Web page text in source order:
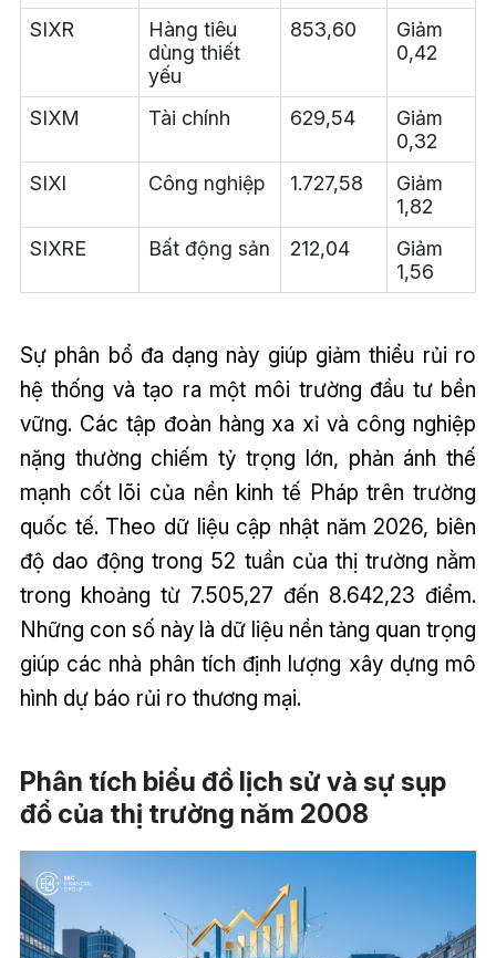
SIXR
Hàng tiêu
dùng thiết
yếu
853,60
Giảm
0,42
SIXM Tài chính 629,54
Giảm
0,32
SIXI
Công nghiệp 1.727,58
Giảm
1,82
SIXRE
Bất động sản 212,04
Giảm
1,56
Sự phân bổ đa dạng này giúp giảm thiểu rủi ro
hệ thống và tạo ra một môi trường đầu tư bền
vững. Các tập đoàn hàng xa xỉ và công nghiệp
nặng thường chiếm tỷ trọng lớn, phản ánh thế
mạnh cốt lõi của nền kinh tế Pháp trên trường
quốc tế. Theo dữ liệu cập nhật năm 2026, biên
độ dao động trong 52 tuần của thị trường nằm
trong khoảng từ 7.505,27 đến 8.642,23 điểm.
Những con số này là dữ liệu nền tảng quan trọng
giúp các nhà phân tích định lượng xây dựng mô
hình dự báo rủi ro thương mại.
Phân tích biểu đồ lịch sử và sự sụp
đổ của thị trường năm 2008